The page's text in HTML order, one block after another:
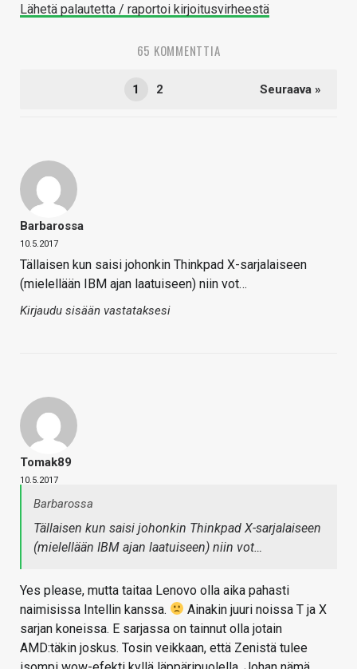
Lähetä palautetta / raportoi kirjoitusvirheestä
65 KOMMENTTIA
1 2 Seuraava »
Barbarossa
10.5.2017
Tällaisen kun saisi johonkin Thinkpad X-sarjalaiseen
(mielellään IBM ajan laatuiseen) niin vot…
Kirjaudu sisään vastataksesi
Tomak89
10.5.2017
Barbarossa
Tällaisen kun saisi johonkin Thinkpad X-sarjalaiseen
(mielellään IBM ajan laatuiseen) niin vot…
Yes please, mutta taitaa Lenovo olla aika pahasti
naimisissa Intellin kanssa.
Ainakin juuri noissa T ja X
sarjan koneissa. E sarjassa on tainnut olla jotain
AMD:täkin joskus. Tosin veikkaan, että Zenistä tulee